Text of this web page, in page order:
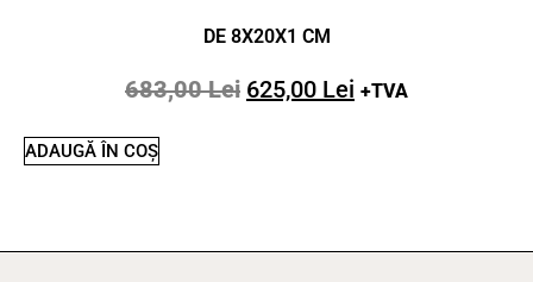
DE 8X20X1 CM
683,00Lei 625,00 Lei +TVA
ADAUGĂ ÎN COȘ